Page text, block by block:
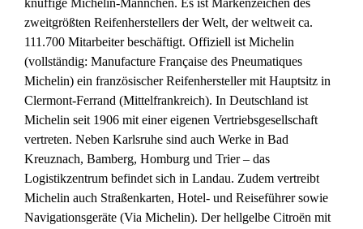
knuffige Michelin-Männchen. Es ist Markenzeichen des
zweitgrößten Reifenherstellers der Welt, der weltweit ca.
111.700 Mitarbeiter beschäftigt. Offiziell ist Michelin
(vollständig: Manufacture Française des Pneumatiques
Michelin) ein französischer Reifenhersteller mit Hauptsitz in
Clermont-Ferrand (Mittelfrankreich). In Deutschland ist
Michelin seit 1906 mit einer eigenen Vertriebsgesellschaft
vertreten. Neben Karlsruhe sind auch Werke in Bad
Kreuznach, Bamberg, Homburg und Trier – das
Logistikzentrum befindet sich in Landau. Zudem vertreibt
Michelin auch Straßenkarten, Hotel- und Reiseführer sowie
Navigationsgeräte (Via Michelin). Der hellgelbe Citroën mit